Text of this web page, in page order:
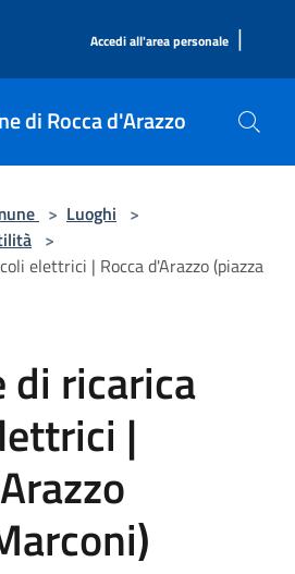
Accedi all'area personale |
di Rocca d'Arazzo
> Luoghi >
>
elettrici | Rocca d'Arazzo (piazza
di ricarica
|